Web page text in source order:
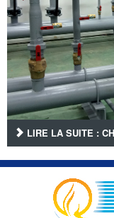
LIRE LA SUITE :